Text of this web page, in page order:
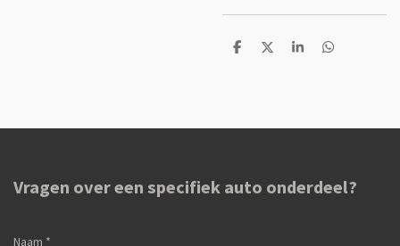
D
D
S
D
Vragen over een specifiek auto onderdeel?
Naam *